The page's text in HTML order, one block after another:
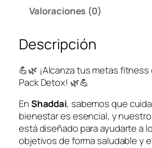
l
r
a
:
S
/
4
2
3
.
e
s
S
/
3
.
0
0
.
i
d
a
d
Valoraciones (0)
Descripción
💪🌿 ¡Alcanza tus metas
Pack Detox! 🌿💪
EnShaddai, sabemos que
bienestar es esencial, y
está diseñado para ayudarte a
objetivos de forma saludable y